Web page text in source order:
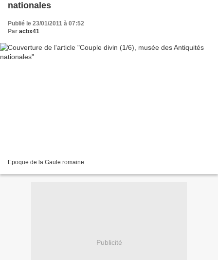
nationales
Publié le 23/01/2011 à 07:52
Par acbx41
Epoque de la Gaule romaine
Publicité